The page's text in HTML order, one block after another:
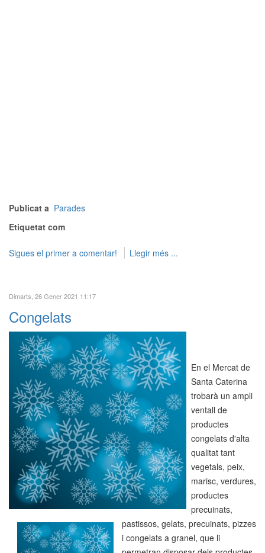
Publicat a Parades
Etiquetat com
Sigues el primer a comentar! Llegir més ...
Dimarts, 26 Gener 2021 11:17
Congelats
En el Mercat de
Santa Caterina
trobarà un ampli
ventall de
productes
congelats d'alta
qualitat tant
vegetals, peix,
marisc, verdures,
productes
precuinats,
pastissos, gelats, precuinats, pizzes
i congelats a granel, que li